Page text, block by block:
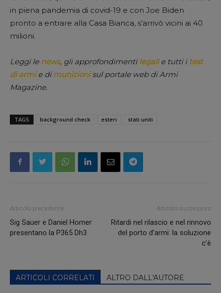
in piena pandemia di covid-19 e con Joe Biden
pronto a entrare alla Casa Bianca, s’arrivò vicini ai 40
milioni.
Leggi le news, gli approfondimentilegalie tutti i test
di armie dimunizionisul portale web di Armi
Magazine.
TAGS background check esteri stati uniti
Articolo precedente
Sig Sauer e Daniel Horner
presentano la P365 Dh3
Articolo successivo
Ritardi nel rilascio e nel rinnovo
del porto d’armi: la soluzione
c’è
ARTICOLI CORRELATI ALTRO DALL'AUTORE